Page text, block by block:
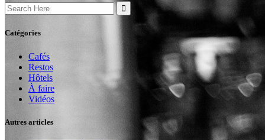
Search
for:
Catégories
Cafés
Restos
Hôtels
À faire
Vidéos
Autres articles